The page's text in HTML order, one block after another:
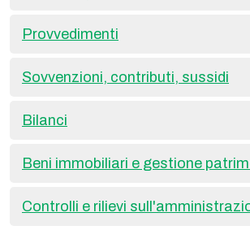
Provvedimenti
Sovvenzioni, contributi, sussidi
Bilanci
Beni immobiliari e gestione
Controlli e rilievi